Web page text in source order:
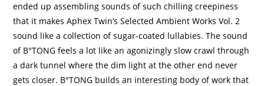
ended up assembling sounds of such chilling creepiness
that it makes Aphex Twin’s Selected Ambient Works Vol. 2
sound like a collection of sugar-coated lullabies. The sound
of B°TONG feels a lot like an agonizingly slow crawl through
a dark tunnel where the dim light at the other end never
gets closer. B°TONG builds an interesting body of work that